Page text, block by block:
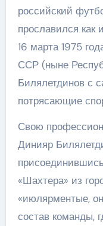
российский
прославился как
16 марта 1975
ССР (ныне
Билялетдинов с
потрясающие
Свою
Динияр
«Шахтера» из
«июлярментые,
состав команды,